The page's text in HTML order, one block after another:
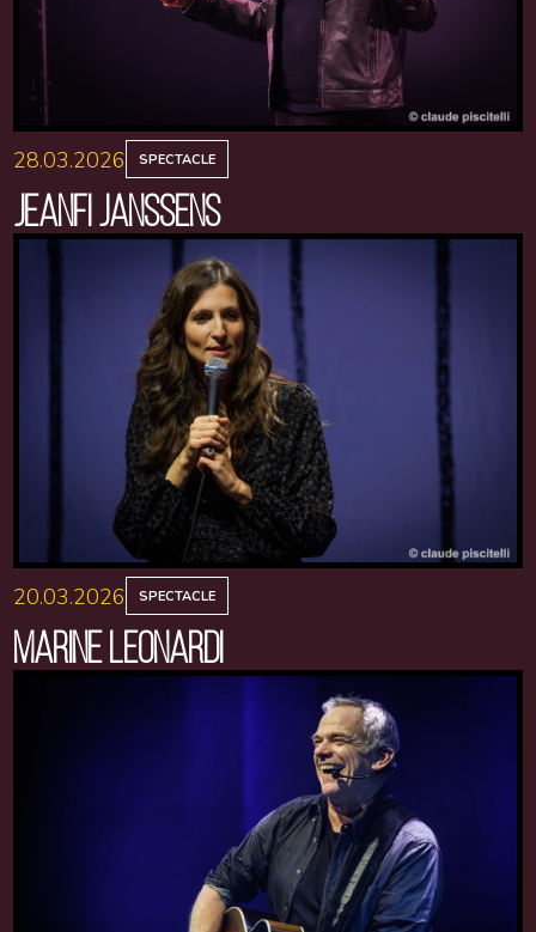
28.03.2026 SPECTACLE
JEANFI JANSSENS
20.03.2026 SPECTACLE
MARINE LEONARDI